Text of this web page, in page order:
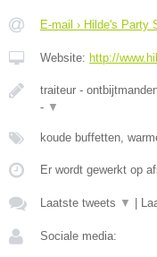
E-mail › Hilde's Party
Website: http://
traiteur -
- ▼
koude buffetten,
Er wordt gewerkt op
Laatste tweets ▼
Sociale media: